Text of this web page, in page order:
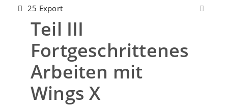
25 Export
Teil III
Fortgeschrittenes
Arbeiten mit
Wings X